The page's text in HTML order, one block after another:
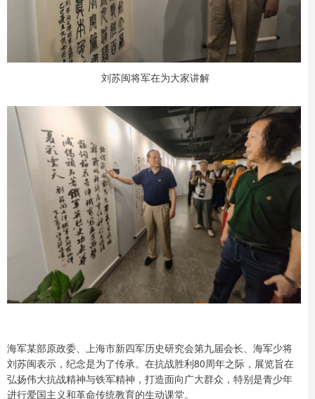
刘苏闽将军在为大家讲解
海军某部原政委、上海市新四军历史研究会第九届会长、海军少将
刘苏闽表示，纪念是为了传承。在抗战胜利80周年之际，展览旨在
弘扬伟大抗战精神与铁军精神，打造面向广大群众，特别是青少年
进行爱国主义和革命传统教育的生动课堂。